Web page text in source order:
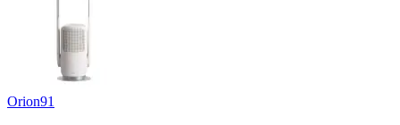
Orion91